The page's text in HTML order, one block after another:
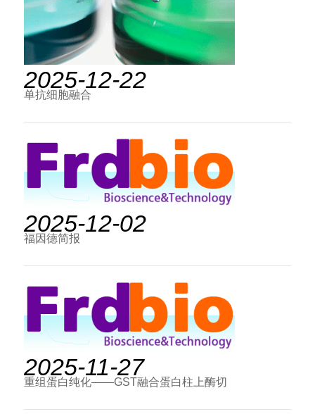
2025-12-22
单抗细胞融合
2025-12-02
福因德简报
2025-11-27
重组蛋白纯化——GST融合蛋白柱上酶切